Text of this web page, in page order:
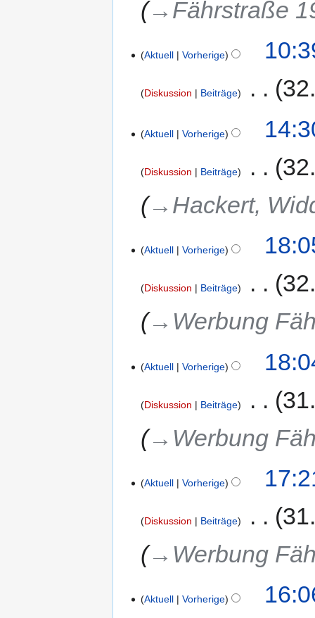
→‎Fährstraße
Aktuell Vorherige
Diskussion Beiträge
Aktuell Vorherige
Diskussion Beiträge
→‎Hackert,
Aktuell Vorherige
Diskussion Beiträge
→‎Werbung
Aktuell Vorherige
Diskussion Beiträge
→‎Werbung
Aktuell Vorherige
Diskussion Beiträge
→‎Werbung
Aktuell Vorherige